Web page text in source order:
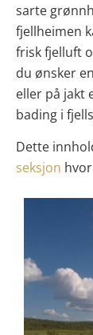
sarte
fjellheimen
frisk fjelluft
du ønsker en
eller på jakt
bading i
Dette
seksjon